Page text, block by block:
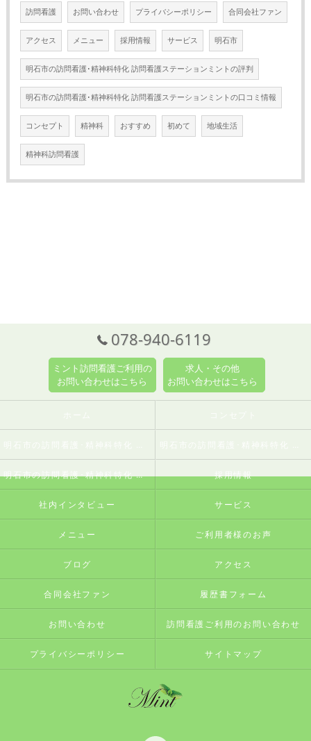
訪問看護 お問い合わせ プライバシーポリシー 合同会社ファン
アクセス メニュー 採用情報 サービス 明石市
明石市の訪問看護･精神科特化 訪問看護ステーションミントの評判
明石市の訪問看護･精神科特化 訪問看護ステーションミントの口コミ情報
コンセプト 精神科 おすすめ 初めて 地域生活
精神科訪問看護
078-940-6119
ミント訪問看護ご利用の
お問い合わせはこちら
求人・その他
お問い合わせはこちら
明石市の訪問看護･精神科特化 訪問看護ステーションミントのお客様の声 採用情報
社内インタビュー サービス
メニュー ご利用者様のお声
ブログ アクセス
合同会社ファン 履歴書フォーム
お問い合わせ 訪問看護ご利用のお問い合わせ
プライバシーポリシー サイトマップ